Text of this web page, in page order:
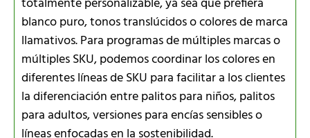
blanco puro, tonos translúcidos o colores de marca
llamativos. Para programas de múltiples marcas o
múltiples SKU, podemos coordinar los colores en
diferentes líneas de SKU para facilitar a los clientes
la diferenciación entre palitos para niños, palitos
para adultos, versiones para encías sensibles o